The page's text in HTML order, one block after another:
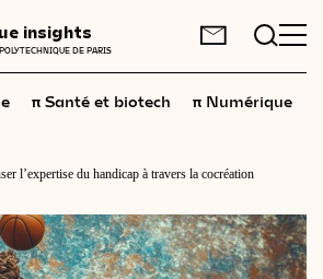
insights
DE PARIS
π Santé et biotech π Numérique
l’expertise du handicap à travers la cocréation